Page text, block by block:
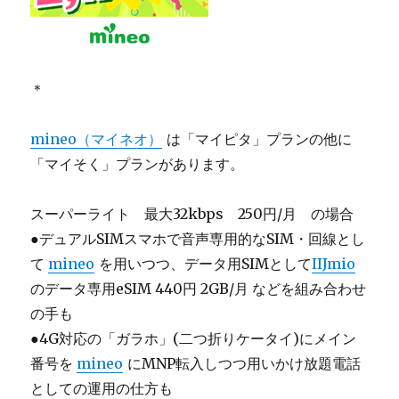
＊
mineo（マイネオ）
は「マイピタ」プランの他に
「マイそく」プランがあります。
スーパーライト 最大32kbps 250円/月 の場合
●デュアルSIMスマホで音声専用的なSIM・回線とし
て mineo を用いつつ、データ用SIMとしてIIJmio
のデータ専用eSIM 440円 2GB/月 などを組み合わせ
の手も
●4G対応の「ガラホ」(二つ折りケータイ)にメイン
番号を mineo にMNP転入しつつ用いかけ放題電話
としての運用の仕方も